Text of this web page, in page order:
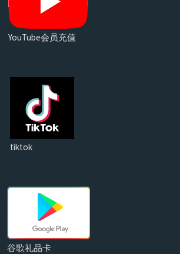
YouTube会员充值
tiktok
谷歌礼品卡